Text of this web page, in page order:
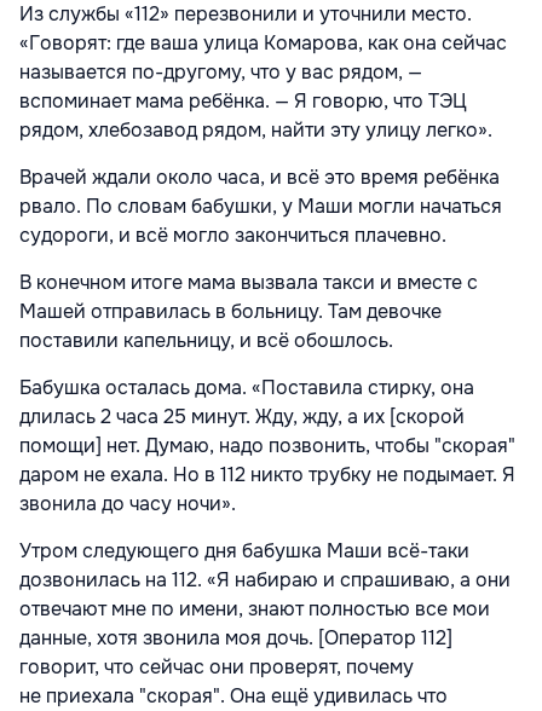
Из службы «112» перезвонили и уточнили место.
«Говорят: где ваша улица Комарова, как она сейчас
называется по-другому, что у вас рядом, —
вспоминает мама ребёнка. — Я говорю, что ТЭЦ
рядом, хлебозавод рядом, найти эту улицу легко».
Врачей ждали около часа, и всё это время ребёнка
рвало. По словам бабушки, у Маши могли начаться
судороги, и всё могло закончиться плачевно.
В конечном итоге мама вызвала такси и вместе с
Машей отправилась в больницу. Там девочке
поставили капельницу, и всё обошлось.
Бабушка осталась дома. «Поставила стирку, она
длилась 2 часа 25 минут. Жду, жду, а их [скорой
помощи] нет. Думаю, надо позвонить, чтобы "скорая"
даром не ехала. Но в 112 никто трубку не подымает. Я
звонила до часу ночи».
Утром следующего дня бабушка Маши всё-таки
дозвонилась на 112. «Я набираю и спрашиваю, а они
отвечают мне по имени, знают полностью все мои
данные, хотя звонила моя дочь. [Оператор 112]
говорит, что сейчас они проверят, почему
не приехала "скорая". Она ещё удивилась что